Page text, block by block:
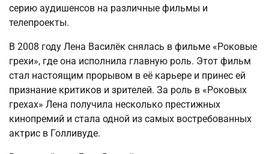
серию аудишенсов на различные фильмы и
телепроекты.
В 2008 году Лена Василёк снялась в фильме «Роковые
грехи», где она исполнила главную роль. Этот фильм
стал настоящим прорывом в её карьере и принес ей
признание критиков и зрителей. За роль в «Роковых
грехах» Лена получила несколько престижных
кинопремий и стала одной из самых востребованных
актрис в Голливуде.